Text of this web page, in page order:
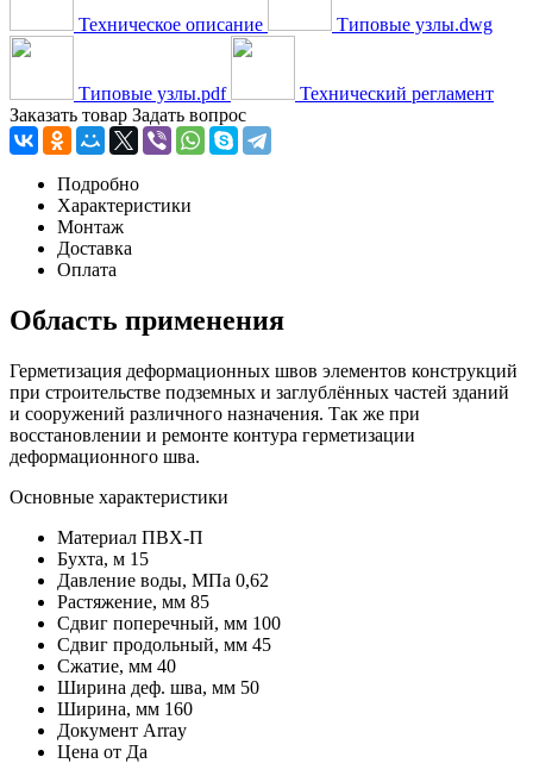
Техническое описание Типовые узлы.dwg
Типовые узлы.pdf
Технический регламент
Заказать товар Задать вопрос
Подробно
Характеристики
Монтаж
Доставка
Оплата
Область применения
Герметизация деформационных швов элементов конструкций
при строительстве подземных и заглублённых частей зданий
и сооружений различного назначения. Так же при
восстановлении и ремонте контура герметизации
деформационного шва.
Основные характеристики
Материал ПВХ-П
Бухта, м 15
Давление воды, МПа 0,62
Растяжение, мм 85
Сдвиг поперечный, мм 100
Сдвиг продольный, мм 45
Сжатие, мм 40
Ширина деф. шва, мм 50
Ширина, мм 160
Документ Array
Цена от Да